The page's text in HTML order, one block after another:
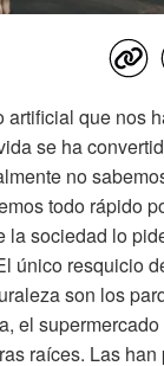
artificial que nos
se ha
no
todo rápido
la sociedad lo
único resquicio
son los
el
raíces. Las